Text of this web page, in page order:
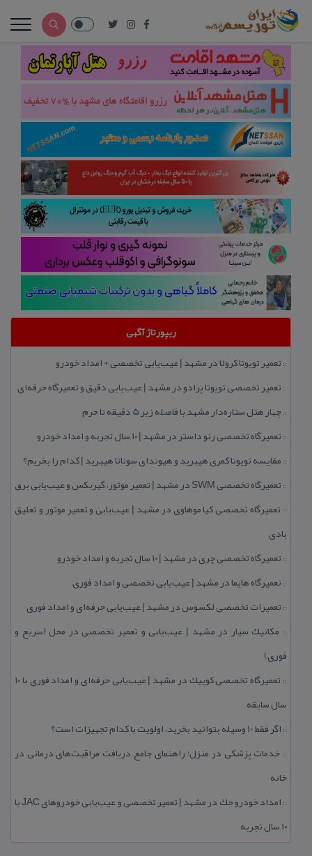
ریپورتاژ آگهی
:: تعمیر تویوتا كرولا در مشهد | عیب‌یابی تخصصی + امداد خودرو
:: تعمیر تخصصی تویوتا پرادو در مشهد | عیب‌یابی دقیق و تعمیرگاه حرفه‌ای
::چهار هتل‌ ستاره‌دار مشهد با فاصله زیر 5 دقیقه تا حرم
:: تعمیرگاه تخصصی رنو داستر در مشهد | ۱۰ سال تجربه و امداد خودرو
:: مقایسه تویوتا كمری هیبرید و هیوندای سوناتا هیبرید | كدام را بخریم؟
:: تعمیرگاه تخصصی SWM در مشهد | تعمیر موتور، گیربكس و عیب‌یابی برق
:: تعمیرگاه تخصصی كیا موهاوی در مشهد | عیب‌یابی و تعمیر موتور و تعلیق
بادی
:: تعمیرگاه تخصصی چری در مشهد | ۱۰ سال تجربه و امداد خودرو
:: تعمیرگاه هایما در مشهد | عیب‌یابی تخصصی و امداد فوری
:: تعمیرات تخصصی لكسوس در مشهد | عیب‌یابی حرفه‌ای و امداد فوری
:: مكانیك سیار در مشهد | عیب‌یابی و تعمیر تخصصی در محل (سریع و
فوری)
::
تعمیرگاه تخصصی كوییك در مشهد | عیب‌یابی حرفه‌ای و امداد فوری با ۱۰
سال سابقه
:: اگر فقط 10 وسیله بتوانید بخرید، اولویت با كدام تجهیزات است؟
:: خدمات پزشكی در منزل؛ راهنمای جامع دریافت مراقبت‌های درمانی در
خانه
::
امداد خودرو جك در مشهد | تعمیر تخصصی و عیب‌یابی خودروهای JAC با
۱۰ سال تجربه